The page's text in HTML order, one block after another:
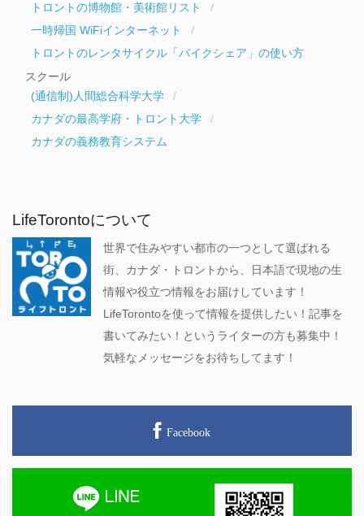
トロントの博物館・美術館リスト
一時帰国 WiFiインターネット
トロントのレンタサイクル「バイクシェア」の使い方
スクール
(通信制)人間総合科学大学
カナダの最高学府・トロント大学
カナダの義務教育システム
LifeTorontoについて
世界で住みやすい都市の一つとして選ばれる
街、カナダ・トロントから、日本語で現地の生
情報や役立つ情報をお届けしています！
LifeTorontoを使って情報を提供したい！記事を
書いてみたい！というライターの方も募集中！
気軽なメッセージをお待ちしてます！
Facebook